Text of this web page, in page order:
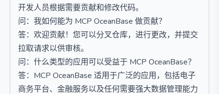
开发人员根据需要贡献和修改代码。
问：我如何能为 MCP OceanBase 做贡献？
答：欢迎贡献！您可以分叉仓库，进行更改，并提交
拉取请求以供审核。
问：什么类型的应用可以受益于 MCP OceanBase？
答：MCP OceanBase 适用于广泛的应用，包括电子
商务平台、金融服务以及任何需要强大数据管理能力